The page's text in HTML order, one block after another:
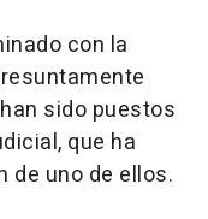
con la
sido puestos
que ha
de uno de ellos.